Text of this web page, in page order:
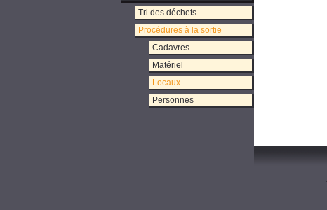
Tri des déchets
Procédures à la sortie
Cadavres
Matériel
Locaux
Personnes